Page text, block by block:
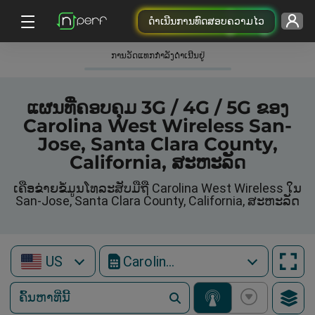
ດຳເນີນການທົດສອບຄວາມໄວ
ການວັດແທກກໍາລັງດໍາເນີນຢູ່
ແຜນທີ່ຄອບຄຸມ 3G / 4G / 5G ຂອງ
Carolina West Wireless San-
Jose, Santa Clara County,
California, ສະຫະລັດ
ເຄືອຂ່າຍຂໍ້ມູນໂທລະສັບມືຖື Carolina West Wireless ໃນ
San-Jose, Santa Clara County, California, ສະຫະລັດ
US Carolina West Wireless